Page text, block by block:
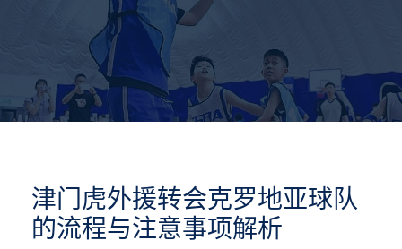
津门虎外援转会克罗地亚球队
的流程与注意事项解析